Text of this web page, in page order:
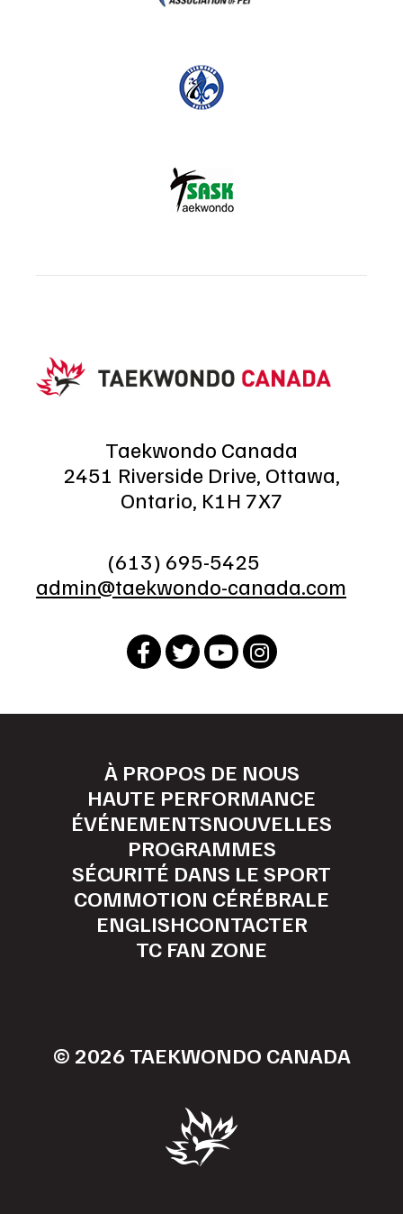
Taekwondo Canada
2451 Riverside Drive, Ottawa,
Ontario, K1H 7X7
(613) 695-5425
admin@taekwondo-canada.com
À PROPOS DE NOUS
HAUTE PERFORMANCE
ÉVÉNEMENTSNOUVELLES
PROGRAMMES
SÉCURITÉ DANS LE SPORT
COMMOTION CÉRÉBRALE
ENGLISHCONTACTER
TC FAN ZONE
© 2026 TAEKWONDO CANADA